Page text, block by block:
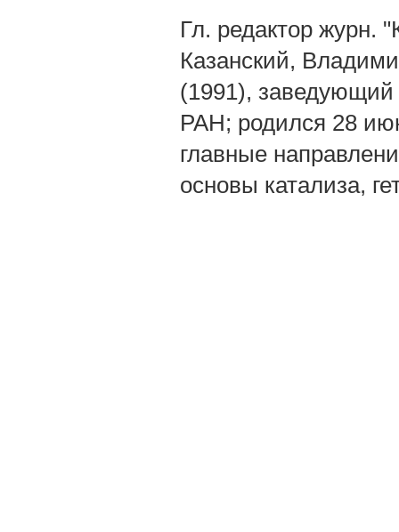
Гл. редактор журн.
Казанский,
(1991), заведующий
РАН; родился 28
главные
основы катализа,